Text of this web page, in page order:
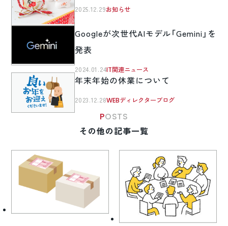
2025.12.29お知らせ
Googleが次世代AIモデル「Gemini」を
発表
2024.01.24IT関連ニュース
年末年始の休業について
2023.12.28WEBディレクターブログ
POSTS
その他の記事一覧